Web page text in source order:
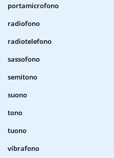
portamicrofono
radiofono
radiotelefono
sassofono
semitono
suono
tono
tuono
vibrafono